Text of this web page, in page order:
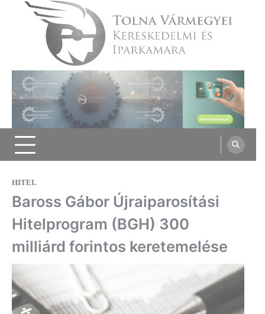
Tolna Vármegyei Kereskedelmi és
Iparkamara
HITEL
Baross Gábor Újraiparosítási
Hitelprogram (BGH) 300
milliárd forintos keretemelése